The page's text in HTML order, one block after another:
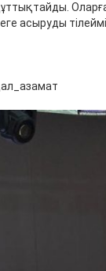
асыруды